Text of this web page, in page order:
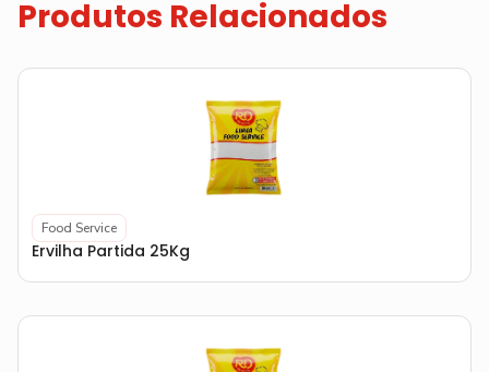
Produtos Relacionados
Food Service
Ervilha Partida 25Kg